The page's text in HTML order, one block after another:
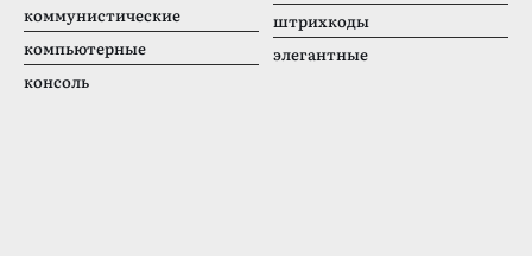
коммунистические
компьютерные
консоль
штрихкоды
элегантные